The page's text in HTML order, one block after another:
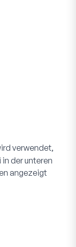
verwendet,
der unteren
angezeigt